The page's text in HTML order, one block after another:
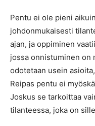
Pentu ei ole pieni
johdonmukaisesti
ajan, ja oppiminen
jossa onnistuminen on
odotetaan usein
Reipas pentu ei
Joskus se tarkoittaa
tilanteessa, joka on